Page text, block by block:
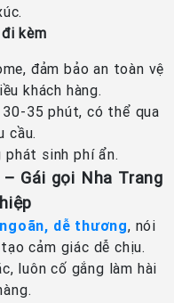
kèm
đảm bảo an toàn vệ
khách hàng.
35 phút, có thể qua
cầu.
phát sinh phí ẩn.
Gái gọi Nha Trang
dễ thương, nói
cảm giác dễ chịu.
luôn cố gắng làm hài